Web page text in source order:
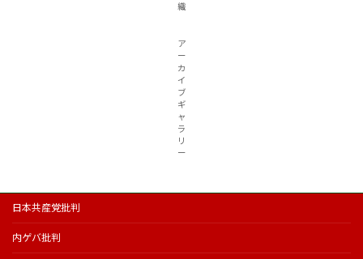
織
ア
ー
カ
イ
ブ
ギ
ャ
ラ
リ
ー
日本共産党批判
内ゲバ批判